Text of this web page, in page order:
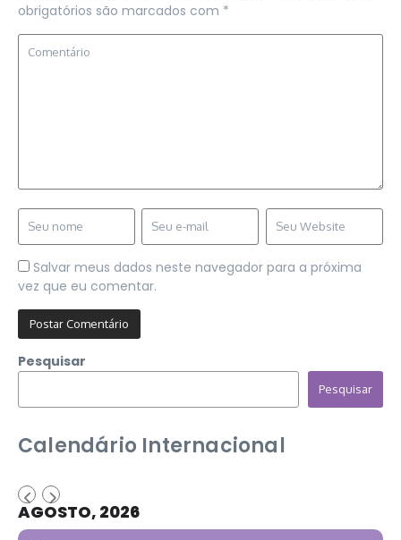
obrigatórios são marcados com *
Salvar meus dados neste navegador para a próxima
vez que eu comentar.
Pesquisar
Pesquisar
Calendário Internacional
AGOSTO, 2026